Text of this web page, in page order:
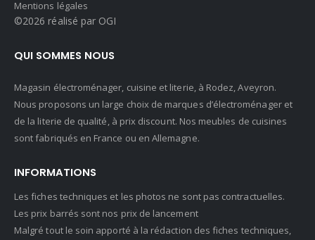
Mentions légales
©2026 réalisé par OGI
QUI SOMMES NOUS
Magasin électroménager, cuisine et literie, à Rodez, Aveyron.
Nous proposons un large choix de marques d’électroménager et
de la literie de qualité, à prix discount. Nos meubles de cuisines
sont fabriqués en France ou en Allemagne.
INFORMATIONS
Les fiches techniques et les photos ne sont pas contractuelles.
Les prix barrés sont nos prix de lancement
Malgré tout le soin apporté à la rédaction des fiches techniques,